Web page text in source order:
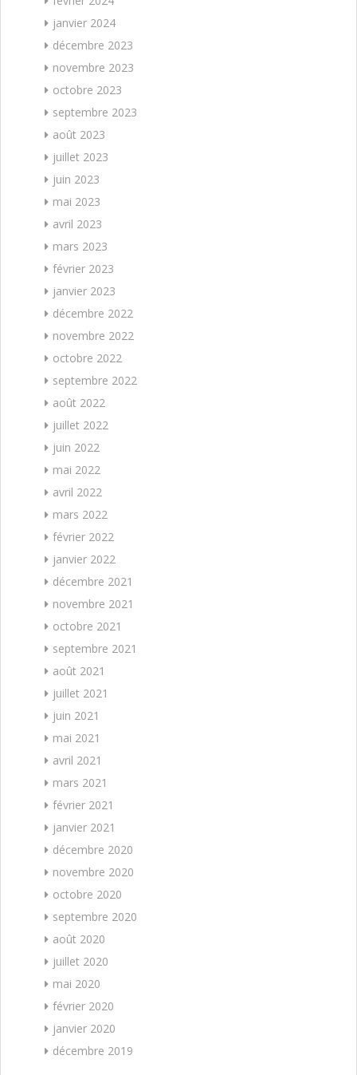
janvier 2024
décembre 2023
novembre 2023
octobre 2023
septembre 2023
août 2023
juillet 2023
juin 2023
mai 2023
avril 2023
mars 2023
février 2023
janvier 2023
décembre 2022
novembre 2022
octobre 2022
septembre 2022
août 2022
juillet 2022
juin 2022
mai 2022
avril 2022
mars 2022
février 2022
janvier 2022
décembre 2021
novembre 2021
octobre 2021
septembre 2021
août 2021
juillet 2021
juin 2021
mai 2021
avril 2021
mars 2021
février 2021
janvier 2021
décembre 2020
novembre 2020
octobre 2020
septembre 2020
août 2020
juillet 2020
mai 2020
février 2020
janvier 2020
décembre 2019